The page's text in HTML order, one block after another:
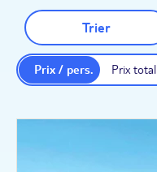
Trier
Prix total
Prix / pers.